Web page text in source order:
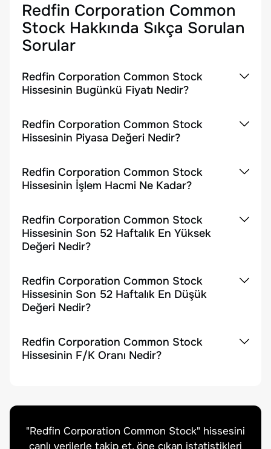
Redfin Corporation Common
Stock Hakkında Sıkça Sorulan
Sorular
Redfin Corporation Common Stock
Hissesinin Bugünkü Fiyatı Nedir?
Redfin Corporation Common Stock
Hissesinin Piyasa Değeri Nedir?
Redfin Corporation Common Stock
Hissesinin İşlem Hacmi Ne Kadar?
Redfin Corporation Common Stock
Hissesinin Son 52 Haftalık En Yüksek
Değeri Nedir?
Redfin Corporation Common Stock
Hissesinin Son 52 Haftalık En Düşük
Değeri Nedir?
Redfin Corporation Common Stock
Hissesinin F/K Oranı Nedir?
"Redfin Corporation Common Stock" hissesini
canlı verilerle takip et, öne çıkan istatistikleri